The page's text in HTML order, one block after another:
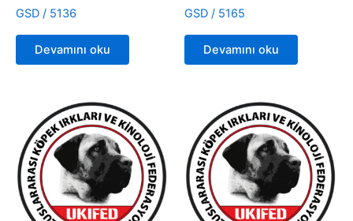
GSD / 5136
Devamını oku
GSD / 5165
Devamını oku